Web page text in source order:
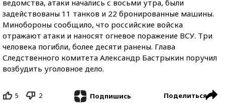
ведомства, атаки начались с восьми утра, были
задействованы 11 танков и 22 бронированные машины.
Минобороны сообщило, что российские войска
отражают атаки и наносят огневое поражение ВСУ. Три
человека погибли, более десяти ранены. Глава
Следственного комитета Александр Бастрыкин поручил
возбудить уголовное дело.
5 2 Подпишись Поделиться